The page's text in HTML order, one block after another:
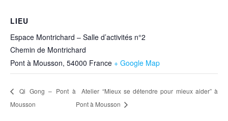
LIEU
Espace Montrichard – Salle d’activités n°2
Chemin de Montrichard
Pont à Mousson, 54000 France + Google Map
Qi Gong – Pont à
Mousson
Atelier “Mieux se détendre pour mieux aider” à
Pont à Mousson